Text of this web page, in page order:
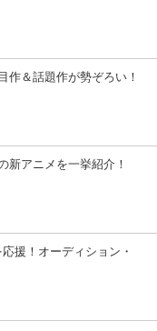
作＆話題作が勢ぞろい！
新アニメを一挙紹介！
援！オーディション・